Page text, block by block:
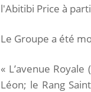
l'Abitibi Price à
Le Groupe a été
« L’avenue
Léon; le Rang